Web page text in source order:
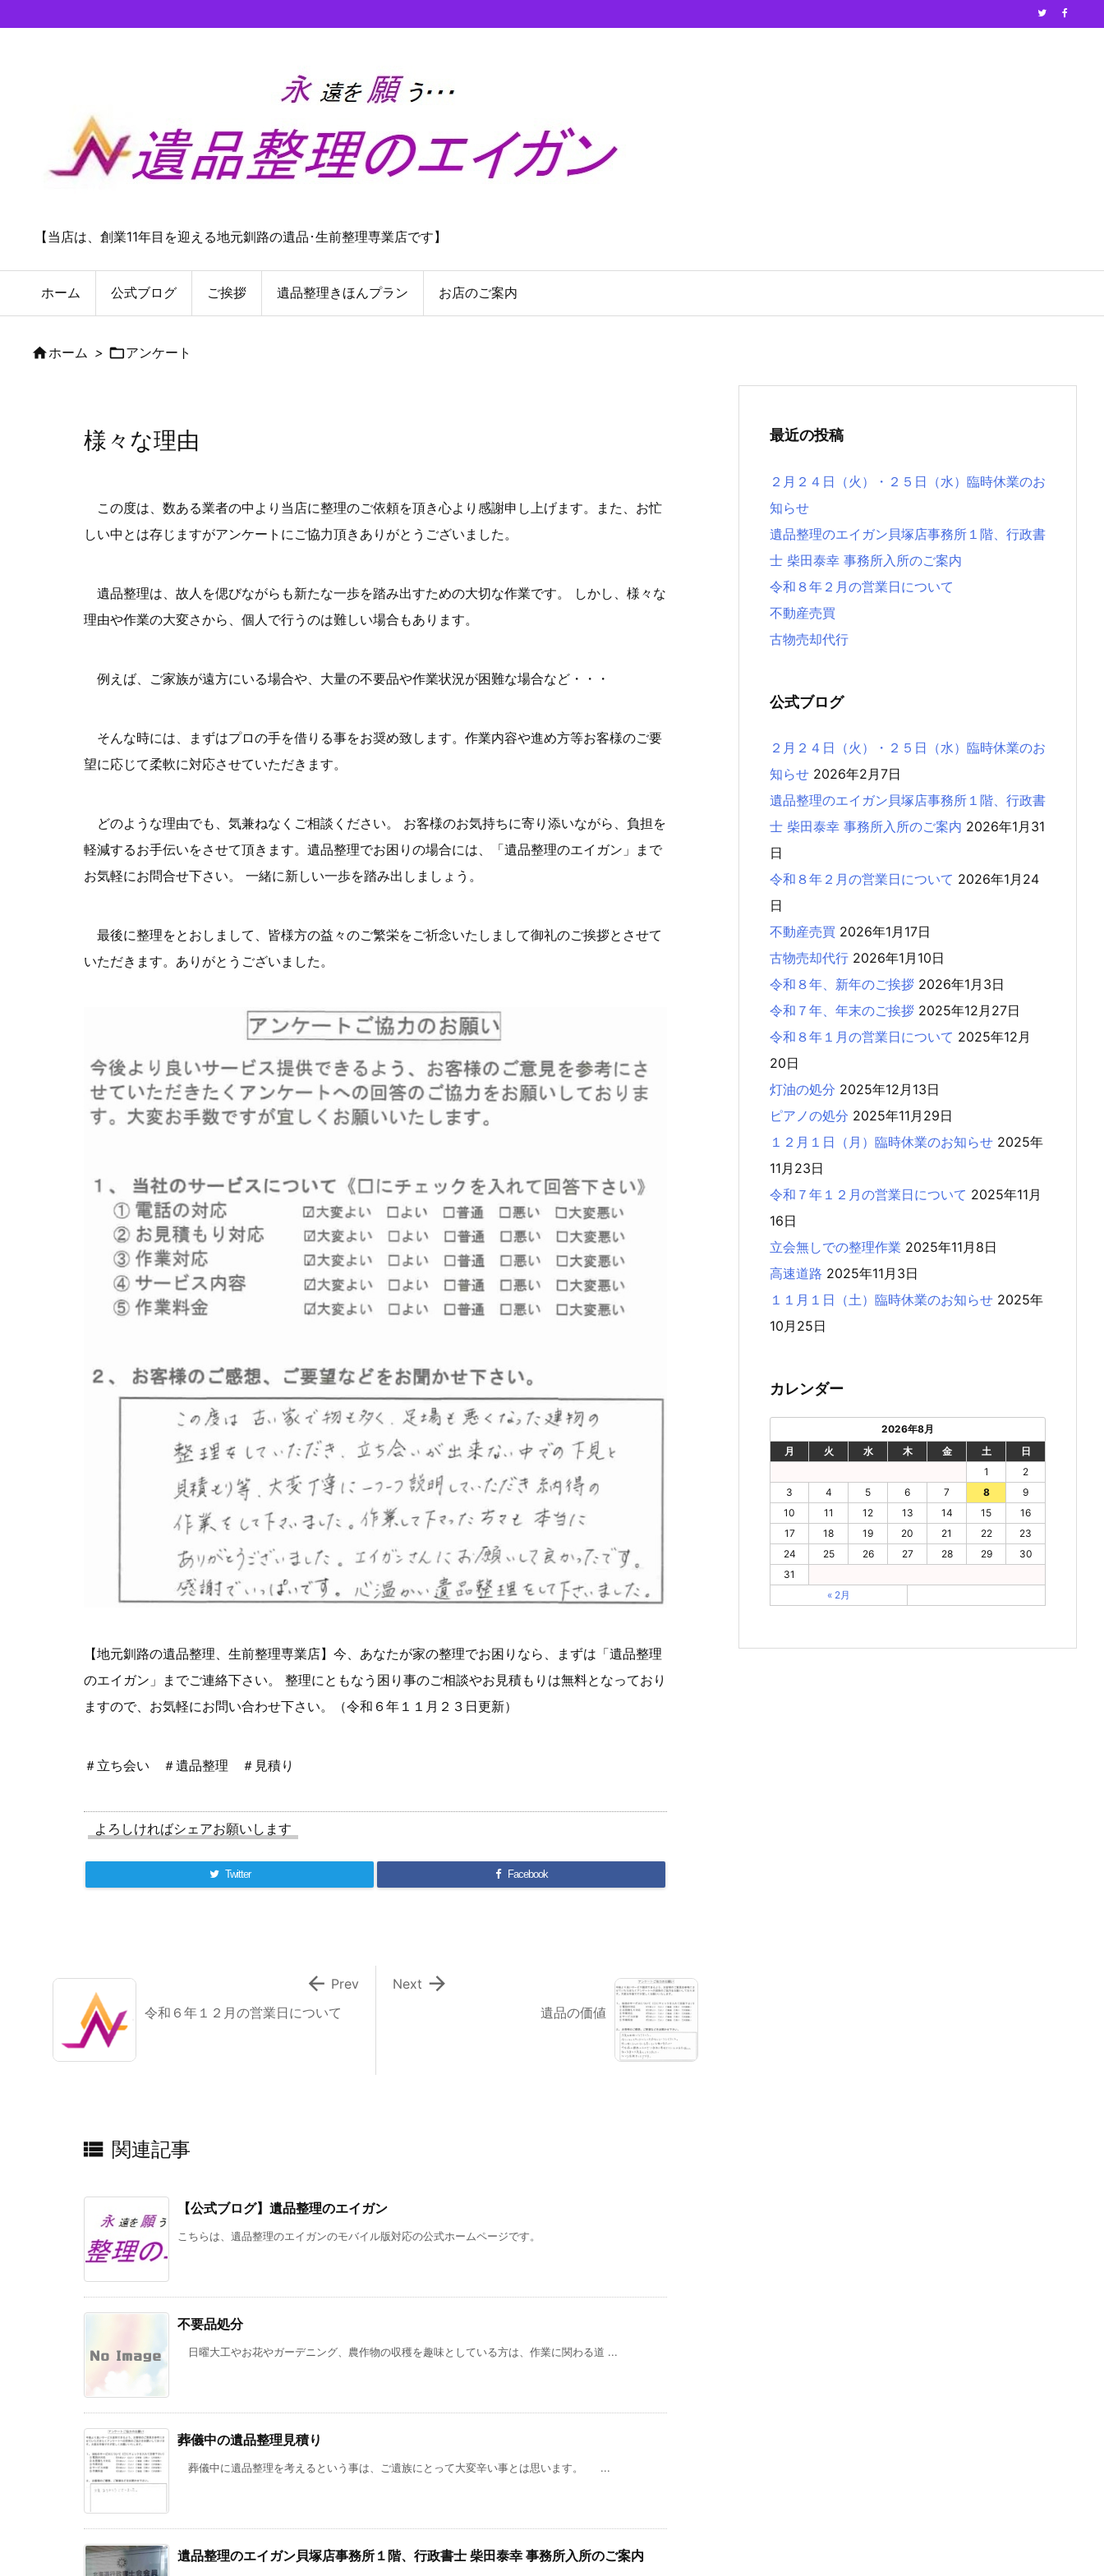
【当店は、創業11年目を迎える地元釧路の遺品･生前整理専業店です】
ホーム 公式ブログ ご挨拶 遺品整理きほんプラン お店のご案内
ホーム > アンケート
様々な理由
この度は、数ある業者の中より当店に整理のご依頼を頂き心より感謝申し上げます。また、お忙
しい中とは存じますがアンケートにご協力頂きありがとうございました。
遺品整理は、故人を偲びながらも新たな一歩を踏み出すための大切な作業です。 しかし、様々な
理由や作業の大変さから、個人で行うのは難しい場合もあります。
例えば、ご家族が遠方にいる場合や、大量の不要品や作業状況が困難な場合など・・・
そんな時には、まずはプロの手を借りる事をお奨め致します。作業内容や進め方等お客様のご要
望に応じて柔軟に対応させていただきます。
どのような理由でも、気兼ねなくご相談ください。 お客様のお気持ちに寄り添いながら、負担を
軽減するお手伝いをさせて頂きます。遺品整理でお困りの場合には、「遺品整理のエイガン」まで
お気軽にお問合せ下さい。 一緒に新しい一歩を踏み出しましょう。
最後に整理をとおしまして、皆様方の益々のご繁栄をご祈念いたしまして御礼のご挨拶とさせて
いただきます。ありがとうございました。
【地元釧路の遺品整理、生前整理専業店】今、あなたが家の整理でお困りなら、まずは「遺品整理
のエイガン」までご連絡下さい。 整理にともなう困り事のご相談やお見積もりは無料となっており
ますので、お気軽にお問い合わせ下さい。（令和６年１１月２３日更新）
＃立ち会い ＃遺品整理 ＃見積り
よろしければシェアお願いします
Twitter Facebook
遺品の価値

Next
令和６年１２月の営業日について
 Prev
 関連記事
【公式ブログ】遺品整理のエイガン
こちらは、遺品整理のエイガンのモバイル版対応の公式ホームページです。
不要品処分
日曜大工やお花やガーデニング、農作物の収穫を趣味としている方は、作業に関わる道 ...
葬儀中の遺品整理見積り
葬儀中に遺品整理を考えるという事は、ご遺族にとって大変辛い事とは思います。 ...
遺品整理のエイガン貝塚店事務所１階、行政書士 柴田泰幸 事務所入所のご案内
最近の投稿
２月２４日（火）・２５日（水）臨時休業のお
知らせ
遺品整理のエイガン貝塚店事務所１階、行政書
士 柴田泰幸 事務所入所のご案内
令和８年２月の営業日について
不動産売買
古物売却代行
公式ブログ
２月２４日（火）・２５日（水）臨時休業のお
知らせ 2026年2月7日
遺品整理のエイガン貝塚店事務所１階、行政書
士 柴田泰幸 事務所入所のご案内 2026年1月31
日
令和８年２月の営業日について 2026年1月24
日
不動産売買 2026年1月17日
古物売却代行 2026年1月10日
令和８年、新年のご挨拶 2026年1月3日
令和７年、年末のご挨拶 2025年12月27日
令和８年１月の営業日について 2025年12月
20日
灯油の処分 2025年12月13日
ピアノの処分 2025年11月29日
１２月１日（月）臨時休業のお知らせ 2025年
11月23日
令和７年１２月の営業日について 2025年11月
16日
立会無しでの整理作業 2025年11月8日
高速道路 2025年11月3日
１１月１日（土）臨時休業のお知らせ 2025年
10月25日
カレンダー
2026年8月
月
火 水 木 金 土
日
1
2
3
4 5 6 7 8
9
10
11 12 13 14 15
16
17
18 19 20 21 22
23
24
25 26 27 28 29
30
31
« 2月